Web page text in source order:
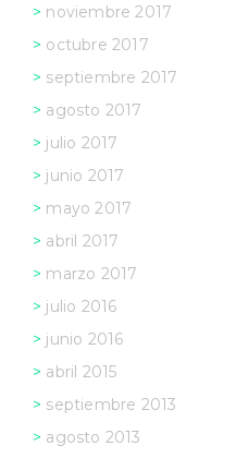
noviembre 2017
octubre 2017
septiembre 2017
agosto 2017
julio 2017
junio 2017
mayo 2017
abril 2017
marzo 2017
julio 2016
junio 2016
abril 2015
septiembre 2013
agosto 2013